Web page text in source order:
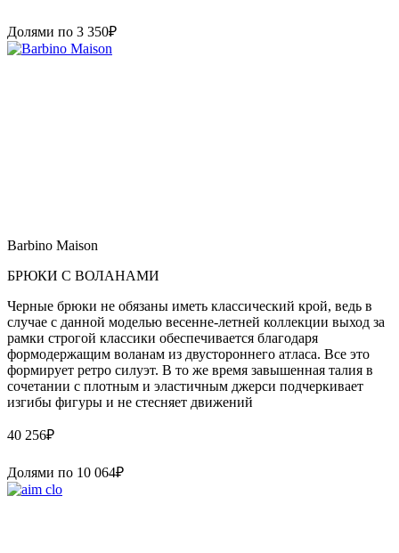
Долями по 3 350₽
Barbino Maison
БРЮКИ С ВОЛАНАМИ
Черные брюки не обязаны иметь классический крой, ведь в
случае с данной моделью весенне-летней коллекции выход за
рамки строгой классики обеспечивается благодаря
формодержащим воланам из двустороннего атласа. Все это
формирует ретро силуэт. В то же время завышенная талия в
сочетании с плотным и эластичным джерси подчеркивает
изгибы фигуры и не стесняет движений
40 256₽
Долями по 10 064₽